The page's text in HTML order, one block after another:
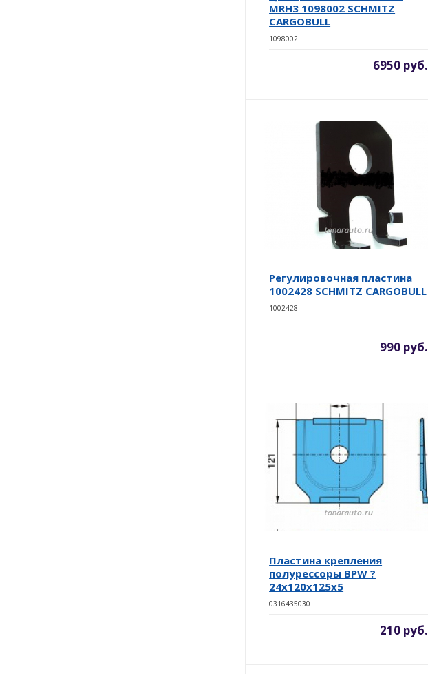
MRH3 1098002 SCHMITZ
CARGOBULL
1098002
6950 руб.
Регулировочная пластина
1002428 SCHMITZ CARGOBULL
1002428
990 руб.
Пластина крепления
полурессоры BPW ?
24х120x125x5
0316435030
210 руб.